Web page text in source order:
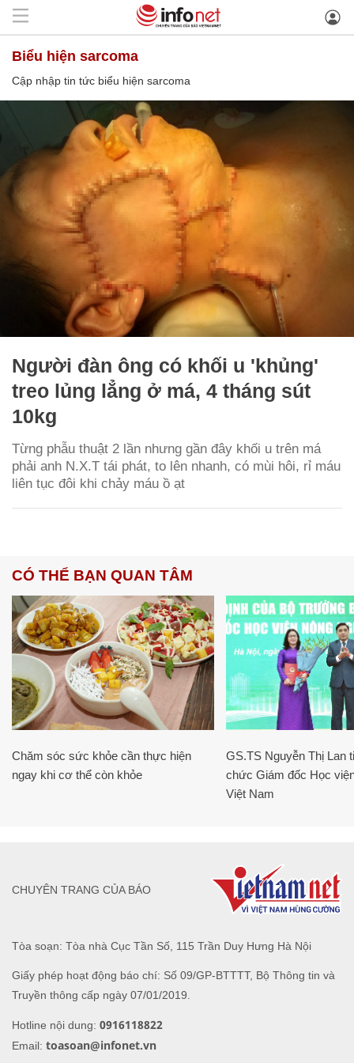
biểu hiện sarcoma
Cập nhập tin tức biểu hiện sarcoma
Người đàn ông có khối u 'khủng'
treo lủng lẳng ở má, 4 tháng sút
10kg
Từng phẫu thuật 2 lần nhưng gần đây khối u trên má
phải anh N.X.T tái phát, to lên nhanh, có mùi hôi, rỉ máu
liên tục đôi khi chảy máu ồ ạt
CÓ THỂ BẠN QUAN TÂM
Chăm sóc sức khỏe cần thực hiện
ngay khi cơ thể còn khỏe
GS.TS Nguyễn Thị Lan
chức Giám đốc Học
Việt Nam
Tòa soạn: Tòa nhà Cục Tần Số, 115 Trần Duy Hưng Hà Nội
Giấy phép hoạt động báo chí: Số 09/GP-BTTTT, Bộ Thông tin và
Truyền thông cấp ngày 07/01/2019.
Hotline nội dung: 0916118822
Email: toasoan@infonet.vn
CHUYÊN TRANG CỦA BÁO